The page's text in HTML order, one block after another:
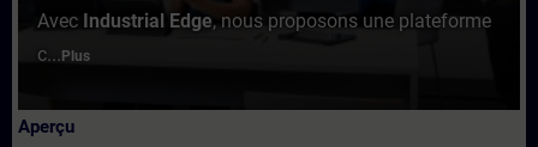
Avec Industrial Edge, nous proposons une plateforme
c... Plus
Aperçu